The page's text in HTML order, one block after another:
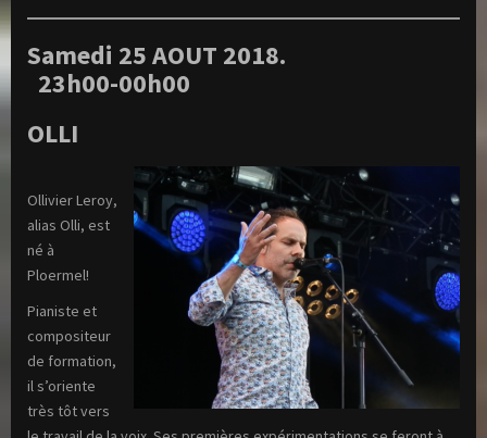
Samedi 25 AOUT 2018.
23h00-00h00
OLLI
Ollivier Leroy,
alias Olli, est
né à
Ploermel!
Pianiste et
compositeur
de formation,
il s’oriente
très tôt vers